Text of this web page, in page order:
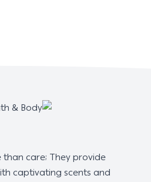
care; They provide
captivating scents and